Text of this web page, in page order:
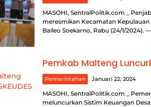
MASOHI, SentralPolitik.com _
meresmikan Kecamatan
Baileo Soekarno, Rabu (24/1/2024).
Pemkab Malteng
Pemerintahan Januari 22, 2024
MASOHI, SentralPolitik.com _
meluncurkan Sistim Keuangan